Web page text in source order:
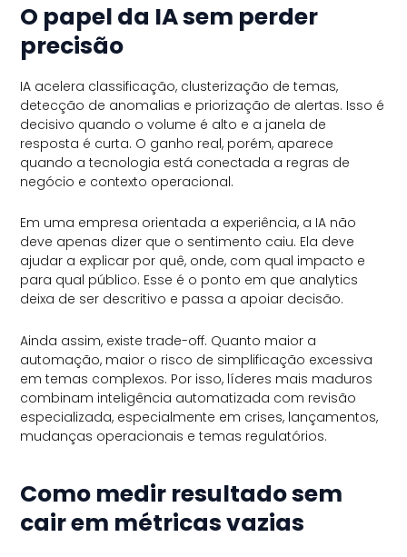
O papel da IA sem perder
precisão
IA acelera classificação, clusterização de temas,
detecção de anomalias e priorização de alertas. Isso é
decisivo quando o volume é alto e a janela de
resposta é curta. O ganho real, porém, aparece
quando a tecnologia está conectada a regras de
negócio e contexto operacional.
Em uma empresa orientada a experiência, a IA não
deve apenas dizer que o sentimento caiu. Ela deve
ajudar a explicar por quê, onde, com qual impacto e
para qual público. Esse é o ponto em que analytics
deixa de ser descritivo e passa a apoiar decisão.
Ainda assim, existe trade-off. Quanto maior a
automação, maior o risco de simplificação excessiva
em temas complexos. Por isso, líderes mais maduros
combinam inteligência automatizada com revisão
especializada, especialmente em crises, lançamentos,
mudanças operacionais e temas regulatórios.
Como medir resultado sem
cair em métricas vazias